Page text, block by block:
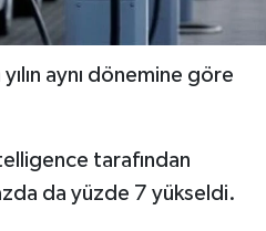
aynı dönemine göre
tarafından
da yüzde 7 yükseldi.